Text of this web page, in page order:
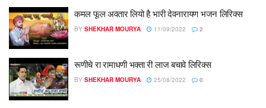
कमल फूल अवतार लियो है भारी देवनारायण भजन लिरिक्स
BY SHEKHAR MOURYA 11/09/2022 2
रूणीचे रा रामाधणी भक्ता री लाज बचावे लिरिक्स
BY SHEKHAR MOURYA 25/08/2022 0